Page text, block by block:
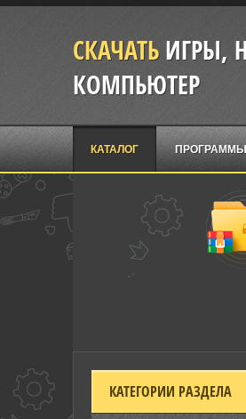
СКАЧАТЬИГРЫ,
КОМПЬЮТЕР
КАТАЛОГ ПРОГРАММЫ
КАТЕГОРИИ РАЗДЕЛА